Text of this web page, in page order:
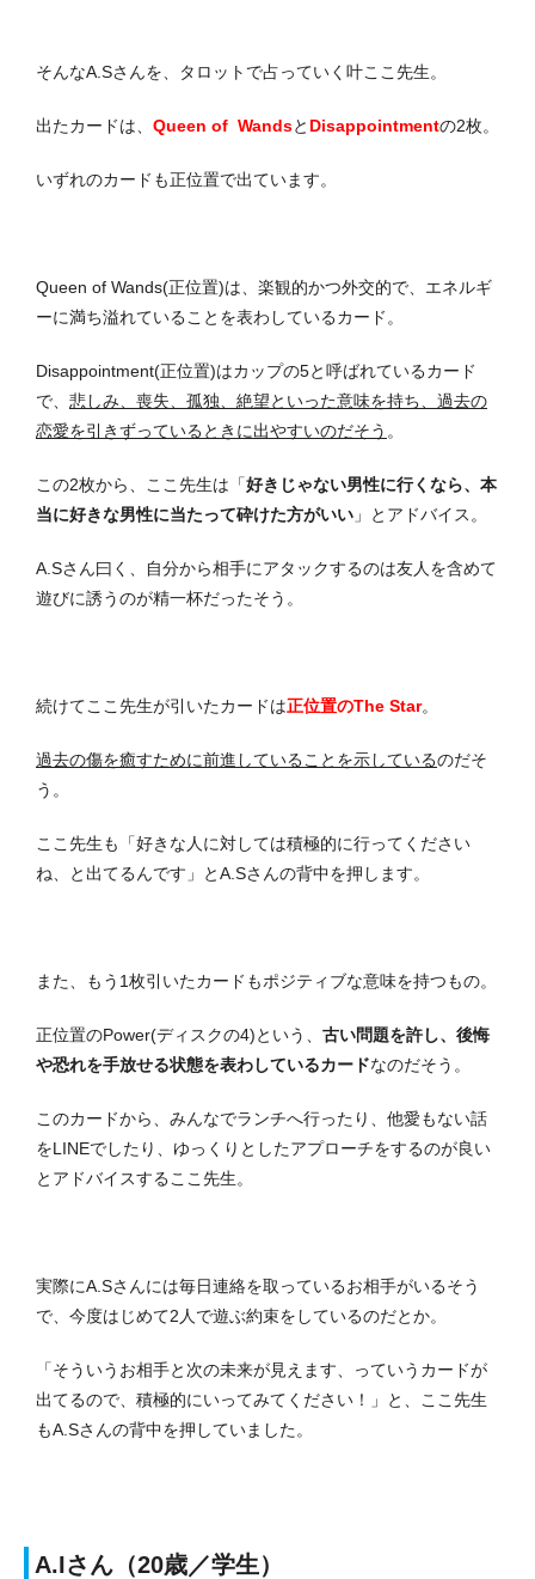
そんなA.Sさんを、タロットで占っていく叶ここ先生。
出たカードは、 Queen of Wandsと Disappointmentの2枚。
いずれのカードも正位置で出ています。
Queen of Wands(正位置)は、楽観的かつ外交的で、エネルギ
ーに満ち溢れていることを表わしているカード。
Disappointment(正位置)はカップの5と呼ばれているカード
で、 悲しみ、喪失、孤独、絶望といった意味を持ち、過去の
恋愛を引きずっているときに出やすいのだそう 。
この2枚から、ここ先生は「好きじゃない男性に行くなら、本
当に好きな男性に当たって砕けた方がいい 」とアドバイス。
A.Sさん曰く、自分から相手にアタックするのは友人を含めて
遊びに誘うのが精一杯だったそう。
続けてここ先生が引いたカードは正位置のThe Star。
過去の傷を癒すために前進していることを示しているのだそ
う。
ここ先生も「好きな人に対しては積極的に行ってください
ね、と出てるんです」とA.Sさんの背中を押します。
また、もう1枚引いたカードもポジティブな意味を持つもの。
正位置のPower(ディスクの4)という、 古い問題を許し、後悔
や恐れを手放せる状態を表わしているカードなのだそう。
このカードから、みんなでランチへ行ったり、他愛もない話
をLINEでしたり、ゆっくりとしたアプローチをするのが良い
とアドバイスするここ先生。
実際にA.Sさんには毎日連絡を取っているお相手がいるそう
で、今度はじめて2人で遊ぶ約束をしているのだとか。
「そういうお相手と次の未来が見えます、っていうカードが
出てるので、積極的にいってみてください！」と、ここ先生
もA.Sさんの背中を押していました。
A.Iさん（20歳／学生）